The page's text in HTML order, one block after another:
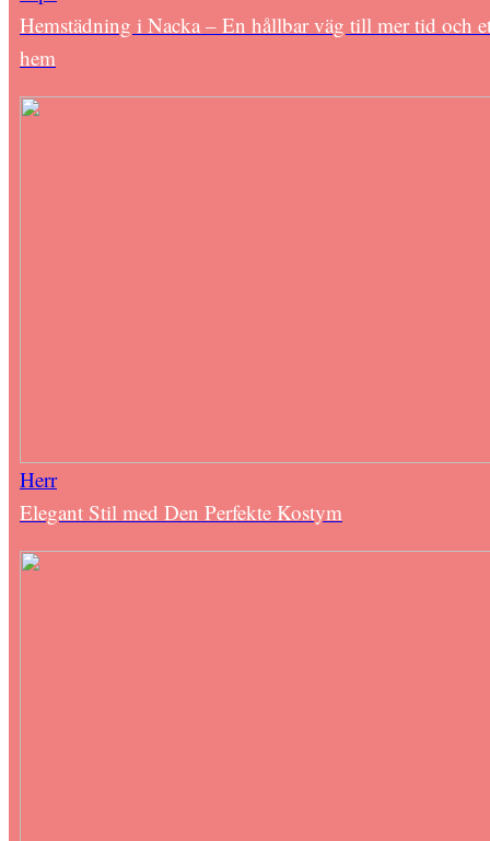
Hemstädning i Nacka – En hållbar väg till mer tid och
hem
Herr
Elegant Stil med Den Perfekte Kostym